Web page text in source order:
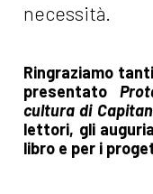
necessità.
Ringraziamo
presentato
cultura di
lettori, gli
libro e per i